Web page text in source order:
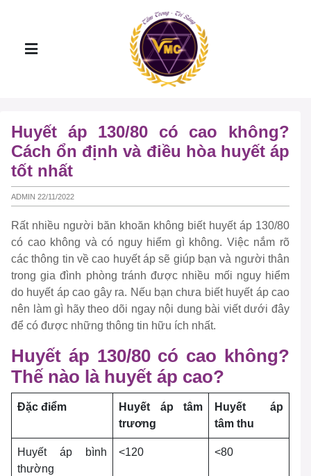
Huyết áp 130/80 có cao không?
Cách ổn định và điều hòa huyết áp
tốt nhất
ADMIN 22/11/2022
Rất nhiều người băn khoăn không biết huyết áp 130/80
có cao không và có nguy hiểm gì không. Việc nắm rõ
các thông tin về cao huyết áp sẽ giúp bạn và người thân
trong gia đình phòng tránh được nhiều mối nguy hiểm
do huyết áp cao gây ra. Nếu bạn chưa biết huyết áp cao
nên làm gì hãy theo dõi ngay nội dung bài viết dưới đây
để có được những thông tin hữu ích nhất.
Huyết áp 130/80 có cao không?
Thế nào là huyết áp cao?
Đặc điểm
Huyết áp tâm
trương
Huyết áp
tâm thu
Huyết áp bình
thường
<120 <80